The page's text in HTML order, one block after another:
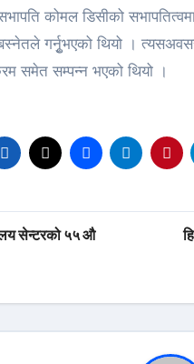
कोमल डिसीको
गर्नुृभएको थियो ।
समेत सम्पन्न भएको थियो ।
सेन्टरको ५५ औ